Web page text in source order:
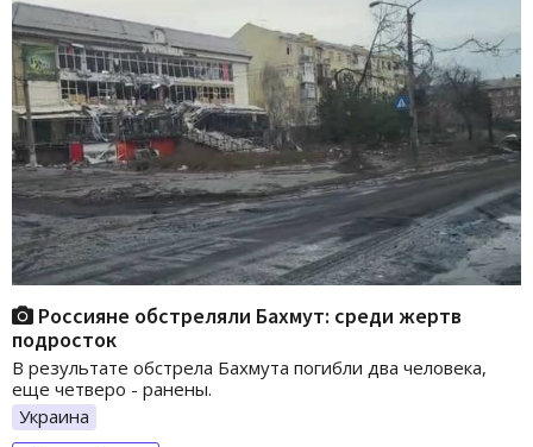
Россияне обстреляли Бахмут: среди жертв
подросток
В результате обстрела Бахмута погибли два человека,
еще четверо - ранены.
Украина